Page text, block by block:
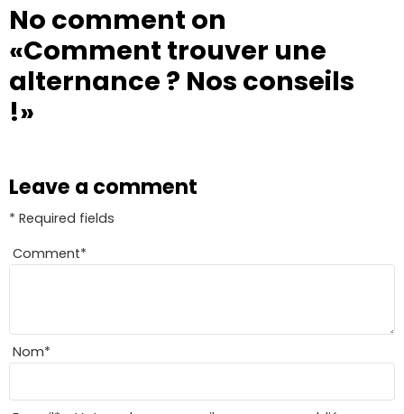
No comment on
«Comment trouver une
alternance ? Nos conseils
!»
Leave a comment
* Required fields
Comment*
Nom*